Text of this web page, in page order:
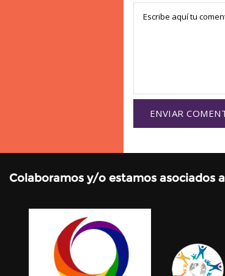
Colaboramos y/o estamos asociados a